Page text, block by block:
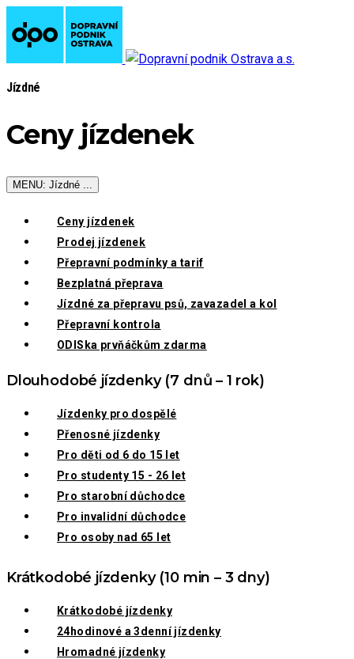
Jízdné
Ceny jízdenek
MENU: Jízdné ...
Ceny jízdenek
Prodej jízdenek
Přepravní podmínky a tarif
Bezplatná přeprava
Jízdné za přepravu psů, zavazadel a kol
Přepravní kontrola
ODISka prvňáčkům zdarma
Dlouhodobé jízdenky (7 dnů – 1 rok)
Jízdenky pro dospělé
Přenosné jízdenky
Pro děti od 6 do 15 let
Pro studenty 15 - 26 let
Pro starobní důchodce
Pro invalidní důchodce
Pro osoby nad 65 let
Krátkodobé jízdenky (10 min – 3 dny)
Krátkodobé jízdenky
24hodinové a 3denní jízdenky
Hromadné jízdenky